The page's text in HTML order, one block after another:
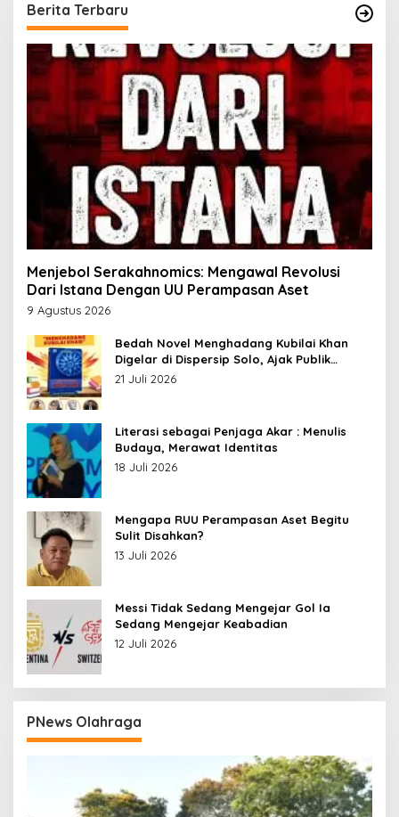
Berita Terbaru
Menjebol Serakahnomics: Mengawal Revolusi
Dari Istana Dengan UU Perampasan Aset
9 Agustus 2026
Bedah Novel Menghadang Kubilai Khan
Digelar di Dispersip Solo, Ajak Publik
Menyelami Heroisme Leluhur Nusantara
21 Juli 2026
Literasi sebagai Penjaga Akar : Menulis
Budaya, Merawat Identitas
18 Juli 2026
Mengapa RUU Perampasan Aset Begitu
Sulit Disahkan?
13 Juli 2026
Messi Tidak Sedang Mengejar Gol Ia
Sedang Mengejar Keabadian
12 Juli 2026
PNews Olahraga